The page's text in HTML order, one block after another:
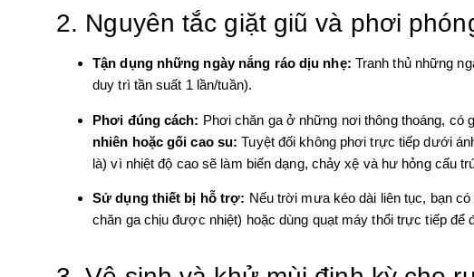
2. Nguyên tắc giặt giũ và phơi
Tận dụng những ngày nắng ráo dịu nhẹ: Tranh thủ những
duy trì tần suất 1 lần/tuần).
Phơi đúng cách: Phơi chăn ga ở những nơi thông thoáng, có
nhiên hoặc gối cao su: Tuyệt đối không phơi trực tiếp dưới
là) vì nhiệt độ cao sẽ làm biến dạng, chảy xệ và hư hỏng cấu
Sử dụng thiết bị hỗ trợ: Nếu trời mưa kéo dài liên tục, bạn
chăn ga chịu được nhiệt) hoặc dùng quạt máy thổi trực tiếp để